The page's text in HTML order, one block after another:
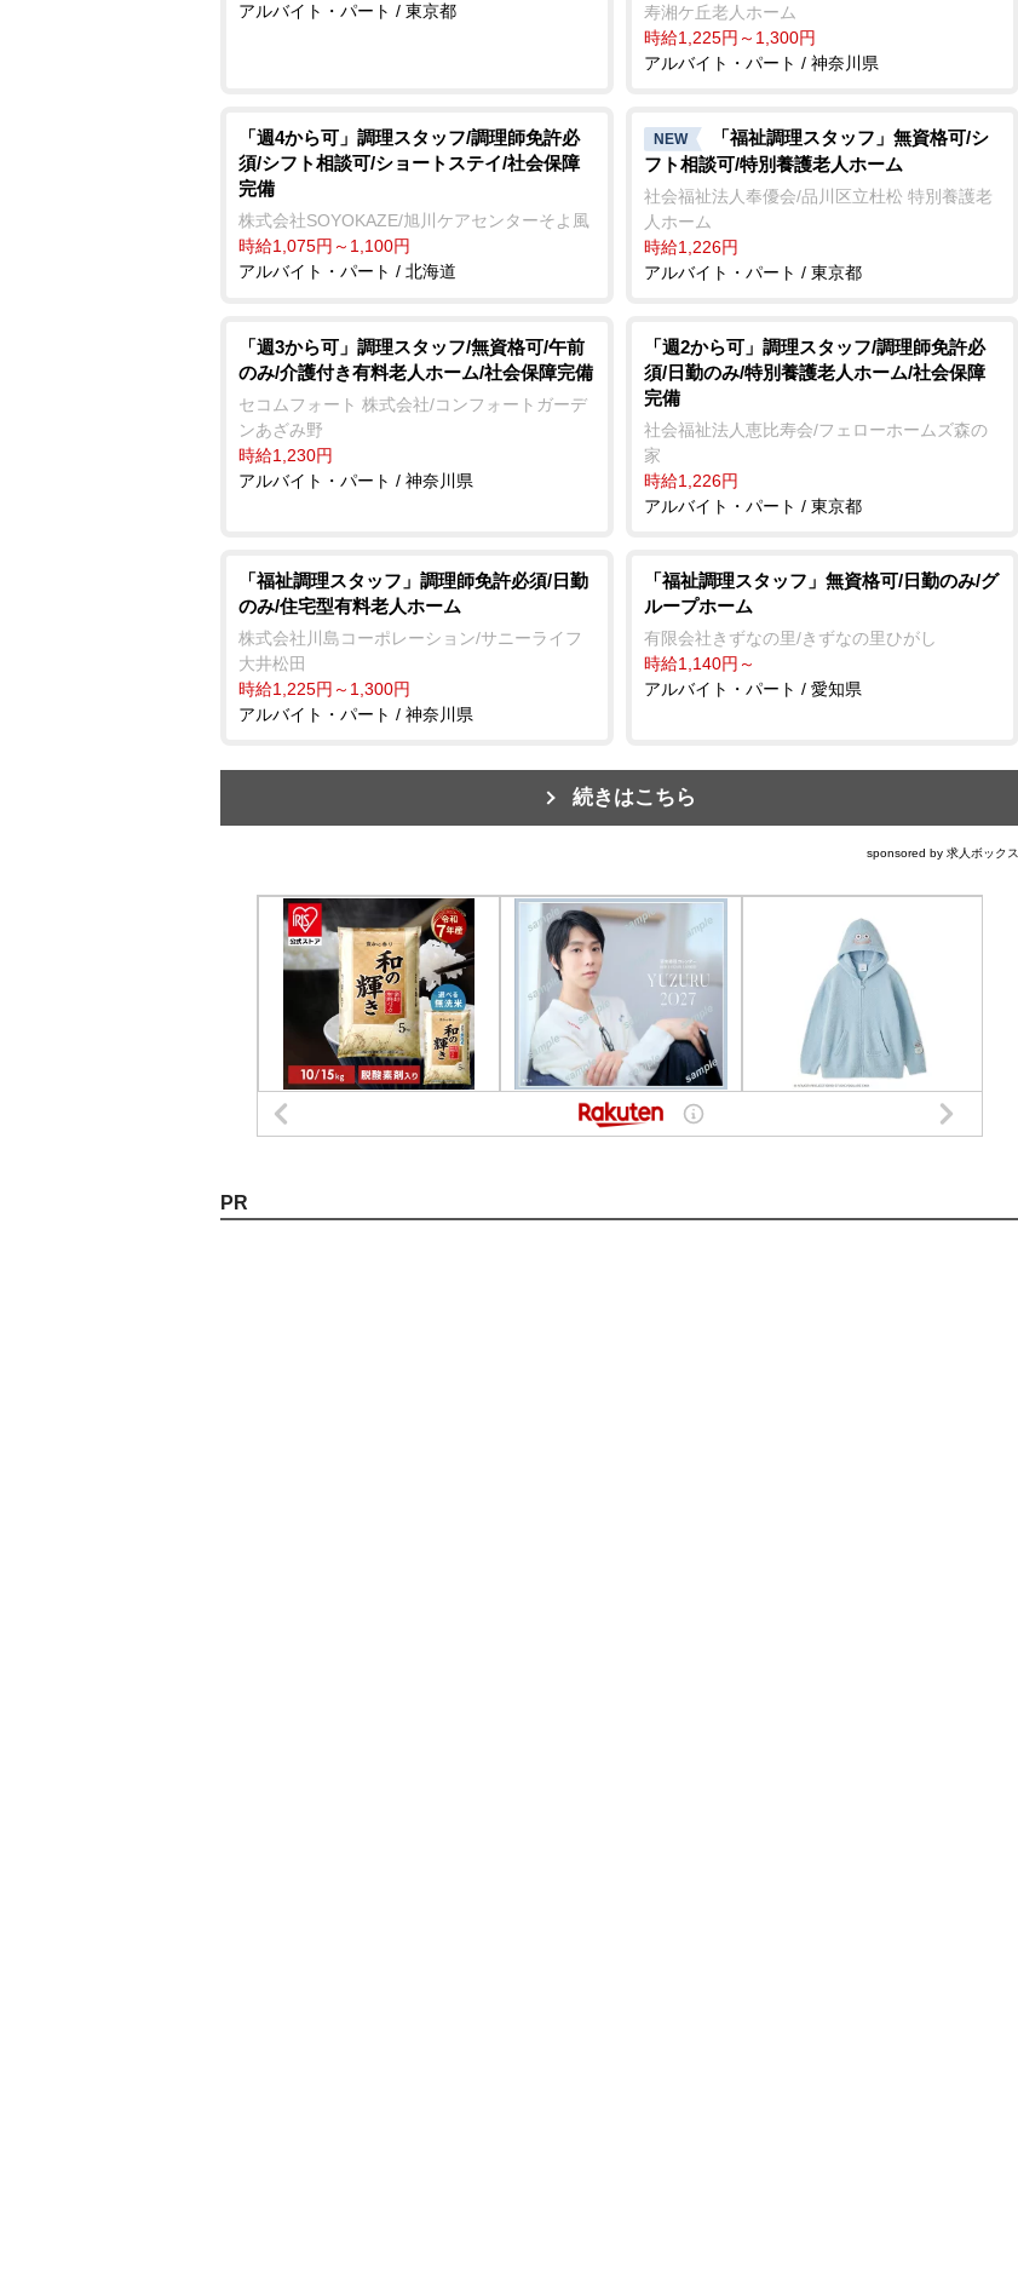
アルバイト・パート / 東京都
寿湘ケ丘老人ホーム
時給1,225円～1,300円
アルバイト・パート / 神奈川県
「週4から可」調理スタッフ/調理師免許必
須/シフト相談可/ショートステイ/社会保障
完備
株式会社SOYOKAZE/旭川ケアセンターそよ風
時給1,075円～1,100円
アルバイト・パート / 北海道
NEW
「福祉調理スタッフ」無資格可/シ
フト相談可/特別養護老人ホーム
社会福祉法人奉優会/品川区立杜松 特別養護老
人ホーム
時給1,226円
アルバイト・パート / 東京都
「週3から可」調理スタッフ/無資格可/午前
のみ/介護付き有料老人ホーム/社会保障完備
セコムフォート 株式会社/コンフォートガーデ
ンあざみ野
時給1,230円
アルバイト・パート / 神奈川県
「週2から可」調理スタッフ/調理師免許必
須/日勤のみ/特別養護老人ホーム/社会保障
完備
社会福祉法人恵比寿会/フェローホームズ森の
家
時給1,226円
アルバイト・パート / 東京都
「福祉調理スタッフ」調理師免許必須/日勤
のみ/住宅型有料老人ホーム
株式会社川島コーポレーション/サニーライフ
大井松田
時給1,225円～1,300円
アルバイト・パート / 神奈川県
「福祉調理スタッフ」無資格可/日勤のみ/グ
ループホーム
有限会社きずなの里/きずなの里ひがし
時給1,140円～
アルバイト・パート / 愛知県
続きはこちら
sponsored by 求人ボックス
PR